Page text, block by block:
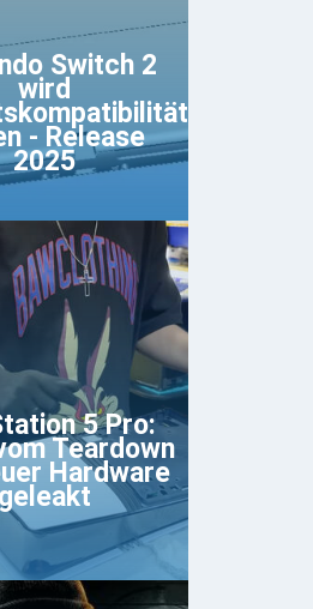
Switch 2
wird
- Release
2025
5 Pro:
Teardown
Hardware